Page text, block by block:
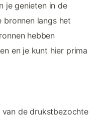
je genieten in de
bronnen langs het
hebben
en je kunt hier prima
van de drukstbezochte